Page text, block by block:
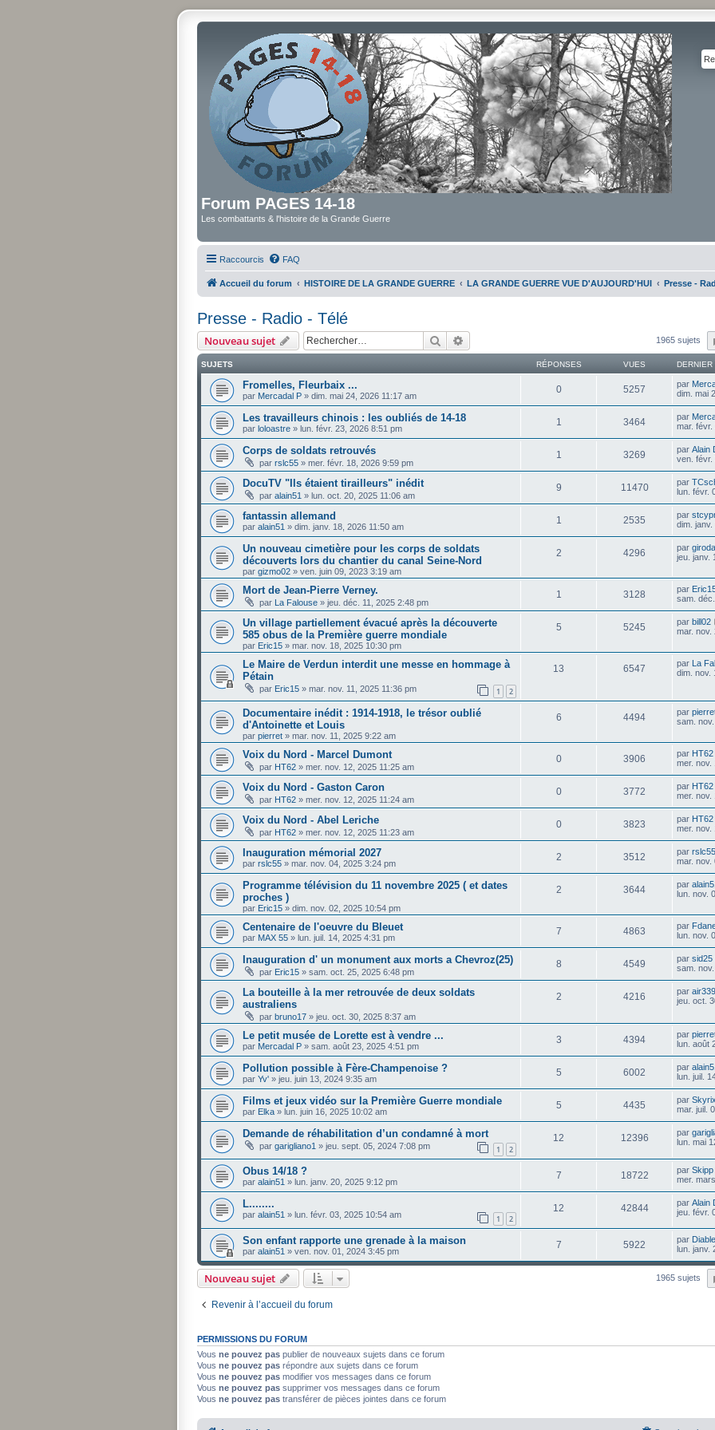
Forum PAGES 14-18
Les combattants & l'histoire de la Grande Guerre
Raccourcis FAQ
Accueil du forum HISTOIRE DE LA GRANDE GUERRE LA GRANDE GUERRE VUE D'AUJOURD'HUI Presse -
Presse - Radio - Télé
Nouveau sujet Rechercher 1965 sujets
SUJETS RÉPONSES VUES
Fromelles, Fleurbaix ...
par Mercadal P » dim. mai 24, 2026 11:17 am
0 5257 par
dim. mai
Les travailleurs chinois : les oubliés de 14-18
par loloastre » lun. févr. 23, 2026 8:51 pm
1 3464 par
mar. févr.
Corps de soldats retrouvés
par rslc55 » mer. févr. 18, 2026 9:59 pm
1 3269 par Alain
ven. févr.
DocuTV "Ils étaient tirailleurs" inédit
par alain51 » lun. oct. 20, 2025 11:06 am
9 11470 par
lun. févr.
fantassin allemand
par alain51 » dim. janv. 18, 2026 11:50 am
1 2535 par
dim.
Un nouveau cimetière pour les corps de soldats
découverts lors du chantier du canal Seine-Nord
par gizmo02 » ven. juin 09, 2023 3:19 am
2 4296 par
jeu. janv.
Mort de Jean-Pierre Verney.
par La Falouse » jeu. déc. 11, 2025 2:48 pm
1 3128 par
sam.
Un village partiellement évacué après la découverte
585 obus de la Première guerre mondiale
par Eric15 » mar. nov. 18, 2025 10:30 pm
5 5245 par bill02
mar. nov.
Le Maire de Verdun interdit une messe en hommage à
Pétain
par Eric15 » mar. nov. 11, 2025 11:36 pm 1 2
13 6547 par La
dim. nov.
Documentaire inédit : 1914-1918, le trésor oublié
d'Antoinette et Louis
par pierret » mar. nov. 11, 2025 9:22 am
6 4494 par
sam.
Voix du Nord - Marcel Dumont
par HT62 » mer. nov. 12, 2025 11:25 am
0 3906 par HT62
mer. nov.
Voix du Nord - Gaston Caron
par HT62 » mer. nov. 12, 2025 11:24 am
0 3772 par HT62
mer. nov.
Voix du Nord - Abel Leriche
par HT62 » mer. nov. 12, 2025 11:23 am
0 3823 par HT62
mer. nov.
Inauguration mémorial 2027
par rslc55 » mar. nov. 04, 2025 3:24 pm
2 3512 par rslc55
mar. nov.
Programme télévision du 11 novembre 2025 ( et dates
proches )
par Eric15 » dim. nov. 02, 2025 10:54 pm
2 3644 par
lun. nov.
Centenaire de l'oeuvre du Bleuet
par MAX 55 » lun. juil. 14, 2025 4:31 pm
7 4863 par
lun. nov.
Inauguration d' un monument aux morts a Chevroz(25)
par Eric15 » sam. oct. 25, 2025 6:48 pm
8 4549 par sid25
sam.
La bouteille à la mer retrouvée de deux soldats
australiens
par bruno17 » jeu. oct. 30, 2025 8:37 am
2 4216 par air339
jeu. oct.
Le petit musée de Lorette est à vendre ...
par Mercadal P » sam. août 23, 2025 4:51 pm
3 4394 par
lun. août
Pollution possible à Fère-Champenoise ?
par Yv' » jeu. juin 13, 2024 9:35 am
5 6002 par
lun. juil.
Films et jeux vidéo sur la Première Guerre mondiale
par Elka » lun. juin 16, 2025 10:02 am
5 4435 par Skyrix
mar. juil.
Demande de réhabilitation d’un condamné à mort
par garigliano1 » jeu. sept. 05, 2024 7:08 pm 1 2
12 12396 par
lun. mai
Obus 14/18 ?
par alain51 » lun. janv. 20, 2025 9:12 pm
7 18722 par Skipp
mer.
L........
par alain51 » lun. févr. 03, 2025 10:54 am 1 2
12 42844 par Alain
jeu. févr.
Son enfant rapporte une grenade à la maison
par alain51 » ven. nov. 01, 2024 3:45 pm
7 5922 par
lun. janv.
Nouveau sujet 1965 sujets
Revenir à l’accueil du forum
PERMISSIONS DU FORUM
Vous ne pouvez pas publier de nouveaux sujets dans ce forum
Vous ne pouvez pas répondre aux sujets dans ce forum
Vous ne pouvez pas modifier vos messages dans ce forum
Vous ne pouvez pas supprimer vos messages dans ce forum
Vous ne pouvez pas transférer de pièces jointes dans ce forum